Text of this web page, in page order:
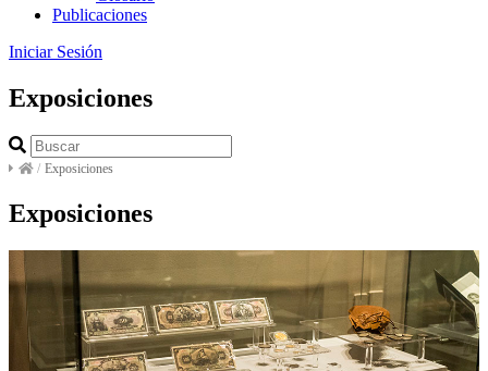
Publicaciones
Iniciar Sesión
Exposiciones
/ Exposiciones
Exposiciones